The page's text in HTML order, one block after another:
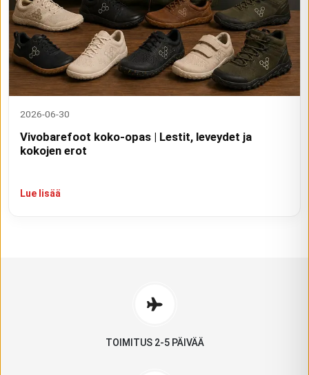
2026-06-30
Vivobarefoot koko-opas | Lestit, leveydet ja
kokojen erot
Lue lisää
TOIMITUS 2-5 PÄIVÄÄ